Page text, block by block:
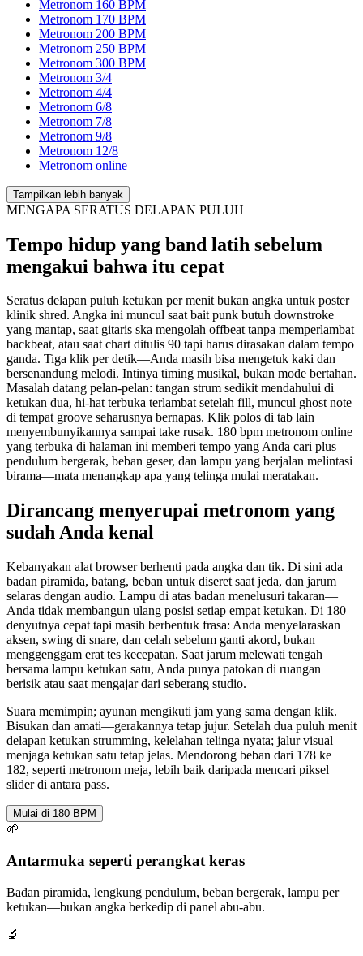
Metronom 160 BPM
Metronom 170 BPM
Metronom 200 BPM
Metronom 250 BPM
Metronom 300 BPM
Metronom 3/4
Metronom 4/4
Metronom 6/8
Metronom 7/8
Metronom 9/8
Metronom 12/8
Metronom online
Tampilkan lebih banyak
MENGAPA SERATUS DELAPAN PULUH
Tempo hidup yang band latih sebelum
mengakui bahwa itu cepat
Seratus delapan puluh ketukan per menit bukan angka untuk poster
klinik shred. Angka ini muncul saat bait punk butuh downstroke
yang mantap, saat gitaris ska mengolah offbeat tanpa memperlambat
backbeat, atau saat chart ditulis 90 tapi harus dirasakan dalam tempo
ganda. Tiga klik per detik—Anda masih bisa mengetuk kaki dan
bersenandung melodi. Intinya timing musikal, bukan mode bertahan.
Masalah datang pelan-pelan: tangan strum sedikit mendahului di
ketukan dua, hi-hat terbuka terlambat setelah fill, muncul ghost note
di tempat groove seharusnya bernapas. Klik polos di tab lain
menyembunyikannya sampai take rusak. 180 bpm metronom online
yang terbuka di halaman ini memberi tempo yang Anda cari plus
pendulum bergerak, beban geser, dan lampu yang berjalan melintasi
birama—mata menangkap apa yang telinga mulai meratakan.
Dirancang menyerupai metronom yang
sudah Anda kenal
Kebanyakan alat browser berhenti pada angka dan tik. Di sini ada
badan piramida, batang, beban untuk diseret saat jeda, dan jarum
selaras dengan audio. Lampu di atas badan menelusuri takaran—
Anda tidak membangun ulang posisi setiap empat ketukan. Di 180
denyutnya cepat tapi masih berbentuk frasa: Anda menyelaraskan
aksen, swing di snare, dan celah sebelum ganti akord, bukan
menggenggam erat tes kecepatan. Saat jarum melewati tengah
bersama lampu ketukan satu, Anda punya patokan di ruangan
berisik atau saat mengajar dari seberang studio.
Suara memimpin; ayunan mengikuti jam yang sama dengan klik.
Bisukan dan amati—gerakannya tetap jujur. Setelah dua puluh menit
delapan ketukan strumming, kelelahan telinga nyata; jalur visual
menjaga ketukan satu tetap jelas. Mendorong beban dari 178 ke
182, seperti metronom meja, lebih baik daripada mencari piksel
slider di antara pass.
Mulai di 180 BPM
🌱
Antarmuka seperti perangkat keras
Badan piramida, lengkung pendulum, beban bergerak, lampu per
ketukan—bukan angka berkedip di panel abu-abu.
🔬